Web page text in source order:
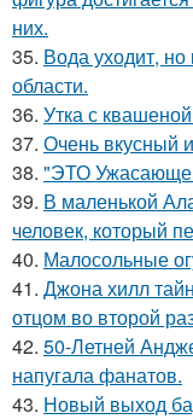
них.
35. Вода уходит, но
области.
36. Утка с
37. Очень вкусный
38. "ЭТО Ужасающе
39. В маленькой
человек, который
40. Малосольные
41. Джона хилл
отцом во второй
42. 50-Летней
напугала фанатов.
43. Новый выход